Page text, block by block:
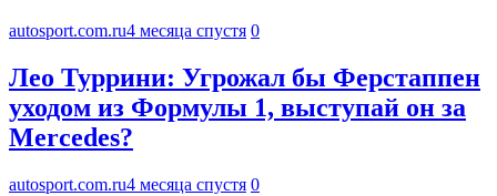
autosport.com.ru4 месяца спустя 0
Лео Туррини: Угрожал бы Ферстаппен
уходом из Формулы 1, выступай он за
Mercedes?
autosport.com.ru4 месяца спустя 0